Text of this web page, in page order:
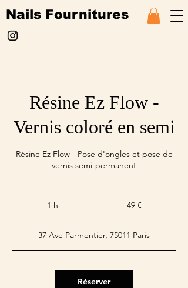
Nails Fournitures
Résine Ez Flow -
Vernis coloré en semi
Résine Ez Flow - Pose d'ongles et pose de
vernis semi-permanent
1 h 49 €
37 Ave Parmentier, 75011 Paris
Réserver